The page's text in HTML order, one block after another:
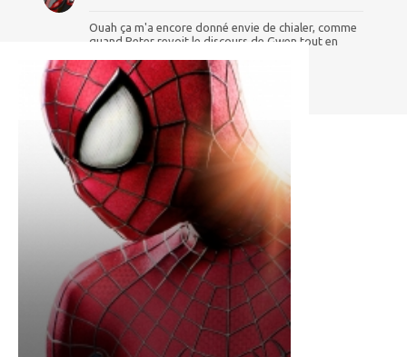
Ouah ça m'a encore donné envie de chialer, comme
quand Peter revoit le discours de Gwen tout en